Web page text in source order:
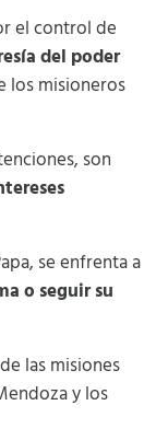
el control de
del poder
los misioneros
son
se enfrenta a
o seguir su
las misiones
y los